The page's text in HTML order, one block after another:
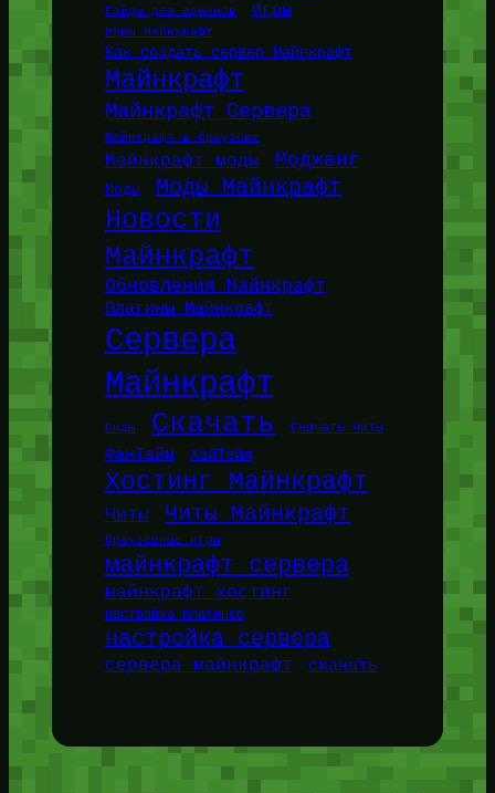
Гайды для админов Игры
Игры Майнкрафт
Как создать сервер Майнкрафт
Майнкрафт
Майнкрафт Сервера
Майнкрафт в браузере
Майнкрафт моды Моджанг
Моды Моды Майнкрафт
Новости
Майнкрафт
Обновления Майнкрафт
Плагины Майнкрафт
Сервера
Майнкрафт
Сиды Скачать Скачать читы
ФанТайм ХайТейл
Хостинг Майнкрафт
Читы Читы Майнкрафт
браузерные игры
майнкрафт сервера
майнкрафт хостинг
настройка плагинов
настройка сервера
сервера майнкрафт скачать